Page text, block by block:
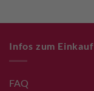
Infos zum Einkauf
FAQ